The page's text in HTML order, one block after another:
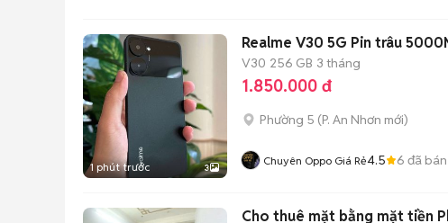
1 phút trước 3
Realme V30 5G Pin trâu
V30 256 GB 3 tháng
1.850.000 đ
Phường 5 (P. An Nhơn mới)
Chuyên Oppo Giá Rẻ4.5 6 đã bán
Cho thuê mặt bằng mặt tiền